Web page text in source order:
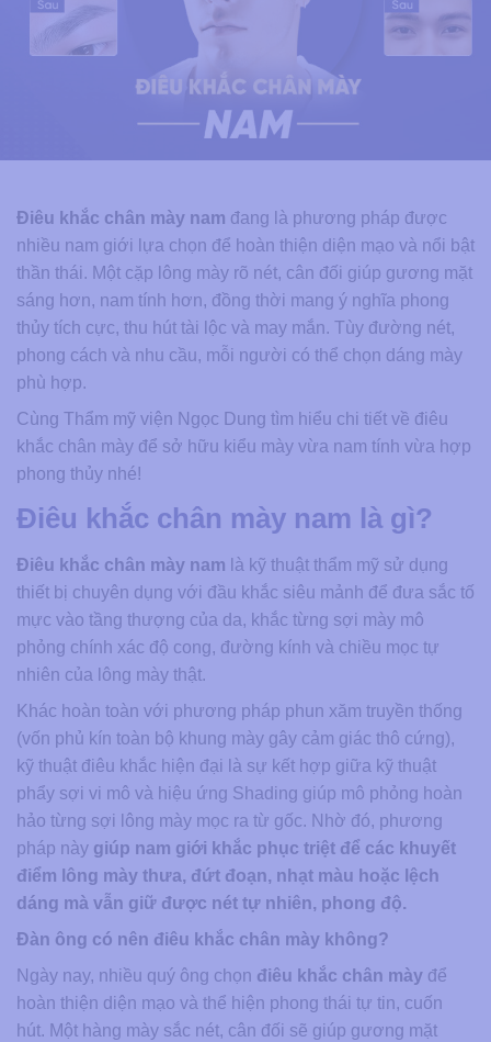
Điêu khắc chân mày nam đang là phương pháp được
nhiều nam giới lựa chọn để hoàn thiện diện mạo và nổi bật
thần thái. Một cặp lông mày rõ nét, cân đối giúp gương mặt
sáng hơn, nam tính hơn, đồng thời mang ý nghĩa phong
thủy tích cực, thu hút tài lộc và may mắn. Tùy đường nét,
phong cách và nhu cầu, mỗi người có thể chọn dáng mày
phù hợp.
Cùng Thẩm mỹ viện Ngọc Dung tìm hiểu chi tiết về điêu
khắc chân mày để sở hữu kiểu mày vừa nam tính vừa hợp
phong thủy nhé!
Điêu khắc chân mày nam là gì?
Điêu khắc chân mày nam là kỹ thuật thẩm mỹ sử dụng
thiết bị chuyên dụng với đầu khắc siêu mảnh để đưa sắc tố
mực vào tầng thượng của da, khắc từng sợi mày mô
phỏng chính xác độ cong, đường kính và chiều mọc tự
nhiên của lông mày thật.
Khác hoàn toàn với phương pháp phun xăm truyền thống
(vốn phủ kín toàn bộ khung mày gây cảm giác thô cứng),
kỹ thuật điêu khắc hiện đại là sự kết hợp giữa kỹ thuật
phẩy sợi vi mô và hiệu ứng Shading giúp mô phỏng hoàn
hảo từng sợi lông mày mọc ra từ gốc. Nhờ đó, phương
pháp này giúp nam giới khắc phục triệt để các khuyết
điểm lông mày thưa, đứt đoạn, nhạt màu hoặc lệch
dáng mà vẫn giữ được nét tự nhiên, phong độ.
Đàn ông có nên điêu khắc chân mày không?
Ngày nay, nhiều quý ông chọn điêu khắc chân mày để
hoàn thiện diện mạo và thể hiện phong thái tự tin, cuốn
hút. Một hàng mày sắc nét, cân đối sẽ giúp gương mặt